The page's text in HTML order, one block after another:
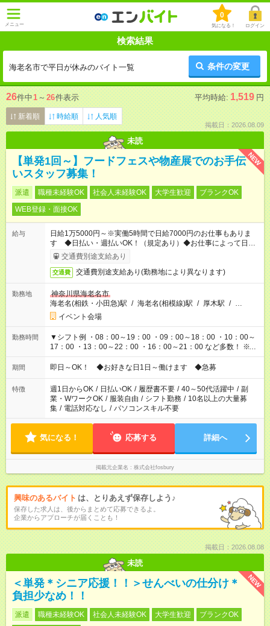
メニュー
0
気になる！ ログイン
検索結果
海老名市で平日が休みのバイト一覧 条件の変更
26件中1 ～ 26件表示 平均時給: 1,519 円
新着順 時給順 人気順
掲載日：2026.08.09
未読
NEW
【単発1回～】フードフェスや物産展でのお手伝
いスタッフ募集！
派遣 職種未経験OK 社会人未経験OK 大学生歓迎
ブランクOK
WEB登録・面接OK
給与
日給1万5000円～※実働5時間で日給7000円のお仕事もありま
す ◆日払い・週払いOK！（規定あり）◆お仕事によって日給も
異なります
交通費別途支給あり
交通費 交通費別途支給あり(勤務地により異なります)
勤務地
神奈川県海老名市
海老名(相鉄・小田急)駅 / 海老名(相模線)駅 / 厚木駅 / …
イベント会場
勤務時間
▼シフト例 ・08：00～19：00 ・09：00～18：00 ・10：00～
17：00 ・13：00～22：00 ・16：00～21：00 など多数！ ※お
仕事により勤務時間が異なります
期間 即日～OK！ ◆お好きな日1日～働けます ◆急募
特徴 週1日からOK / 日払いOK / 履歴書不要 / 40～50代活躍中 / 副
業・WワークOK / 服装自由 / シフト勤務 / 10名以上の大量募
集 / 電話対応なし / パソコンスキル不要
気になる！ 応募する 詳細へ
掲載元企業名 株式会社fosbury
興味のあるバイト は、とりあえず保存しよう♪
保存した求人は、後からまとめて応募できるよ。
企業からアプローチが届くことも！
掲載日：2026.08.08
未読
NEW
＜単発＊シニア応援！！＞せんべいの仕分け＊
負担少なめ！！
派遣 職種未経験OK 社会人未経験OK 大学生歓迎
ブランクOK